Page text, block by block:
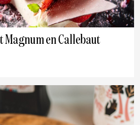
Magnum en Callebaut